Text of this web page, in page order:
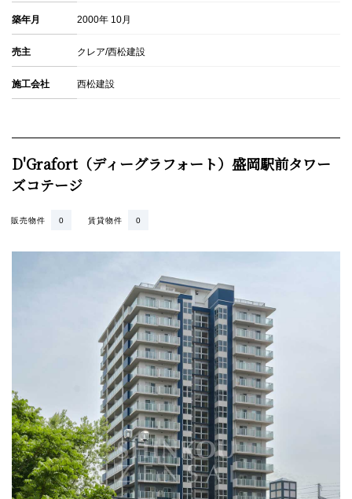
築年月 2000年 10月
売主 クレア/西松建設
施工会社 西松建設
D'Grafort（ディーグラフォート）盛岡駅前タワー
ズコテージ
賃貸物件 0
販売物件 0